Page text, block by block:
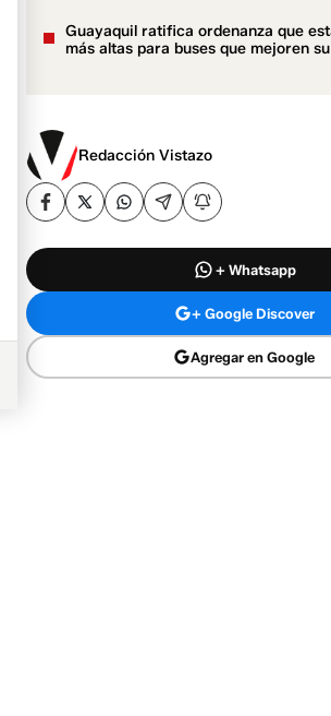
Guayaquil ratifica ordenanza que
más altas para buses que mejoren
Redacción Vistazo
+ Whatsapp
+ Google Discover
Agregar en Google